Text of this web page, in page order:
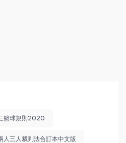
籃球規則2020
三人裁判法合訂本中文版